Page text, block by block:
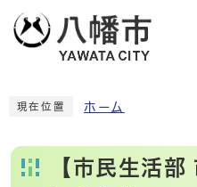
現在位置 ホーム
【市民生活